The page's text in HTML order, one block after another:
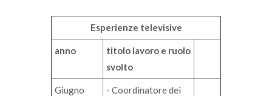
Esperienze televisive
anno
titolo lavoro e ruolo
svolto
Giugno
- Coordinatore dei